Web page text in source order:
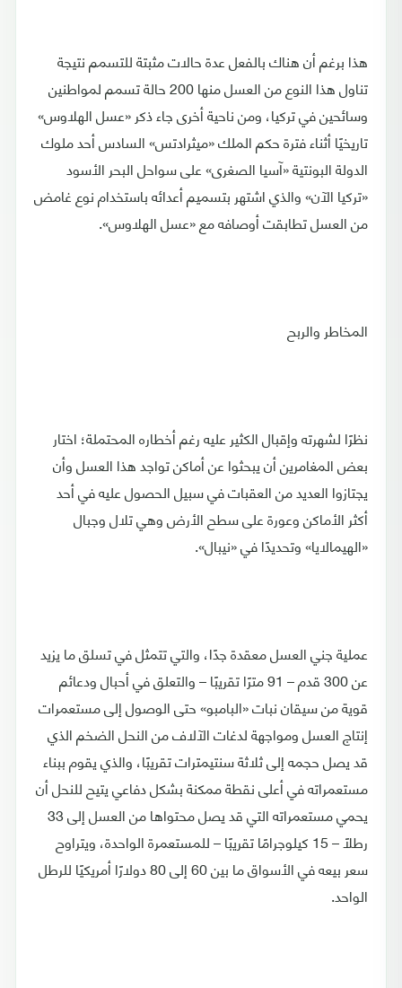
هذا برغم أن هناك بالفعل عدة حالات مثبتة للتسمم نتيجة
تناول هذا النوع من العسل منها 200 حالة تسمم لمواطنين
وسائحين في تركيا، ومن ناحية أخرى جاء ذكر «عسل الهلاوس»
تاريخيًا أثناء فترة حكم الملك «ميثرادتس» السادس أحد ملوك
الدولة البونتية «آسيا الصغرى» على سواحل البحر الأسود
«تركيا الآن» والذي اشتهر بتسميم أعدائه باستخدام نوع غامض
من العسل تطابقت أوصافه مع «عسل الهلاوس».
المخاطر والربح
نظرًا لشهرته وإقبال الكثير عليه رغم أخطاره المحتملة؛ اختار
بعض المغامرين أن يبحثوا عن أماكن تواجد هذا العسل وأن
يجتازوا العديد من العقبات في سبيل الحصول عليه في أحد
أكثر الأماكن وعورة على سطح الأرض وهي تلال وجبال
«الهيمالايا» وتحديدًا في «نيبال».
عملية جني العسل معقدة جدًا، والتي تتمثل في تسلق ما يزيد
عن 300 قدم – 91 مترًا تقريبًا – والتعلق في أحبال ودعائم
قوية من سيقان نبات «البامبو» حتى الوصول إلى مستعمرات
إنتاج العسل ومواجهة لدغات الآلاف من النحل الضخم الذي
قد يصل حجمه إلى ثلاثة سنتيمترات تقريبًا، والذي يقوم ببناء
مستعمراته في أعلى نقطة ممكنة بشكل دفاعي يتيح للنحل أن
يحمي مستعمراته التي قد يصل محتواها من العسل إلى 33
رطلًا – 15 كيلوجرامًا تقريبًا – للمستعمرة الواحدة، ويتراوح
سعر بيعه في الأسواق ما بين 60 إلى 80 دولارًا أمريكيًا للرطل
الواحد.